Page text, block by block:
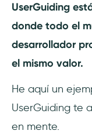
UserGuiding
donde todo el
desarrollador
el mismo valor.
He aquí un
UserGuiding te
en mente.